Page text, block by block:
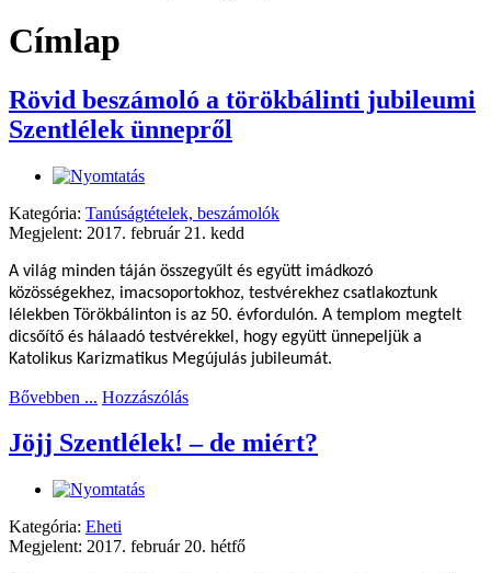
Címlap
Rövid beszámoló a törökbálinti jubileumi
Szentlélek ünnepről
Kategória: Tanúságtételek, beszámolók
Megjelent: 2017. február 21. kedd
A világ minden táján összegyűlt és együtt imádkozó
közösségekhez, imacsoportokhoz, testvérekhez csatlakoztunk
lélekben Törökbálinton is az 50. évfordulón. A templom megtelt
dicsőítő és hálaadó testvérekkel, hogy együtt ünnepeljük a
Katolikus Karizmatikus Megújulás jubileumát.
Bővebben ... Hozzászólás
Jöjj Szentlélek! – de miért?
Kategória: Eheti
Megjelent: 2017. február 20. hétfő